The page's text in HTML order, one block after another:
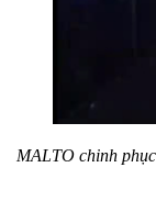
MALTO chinh